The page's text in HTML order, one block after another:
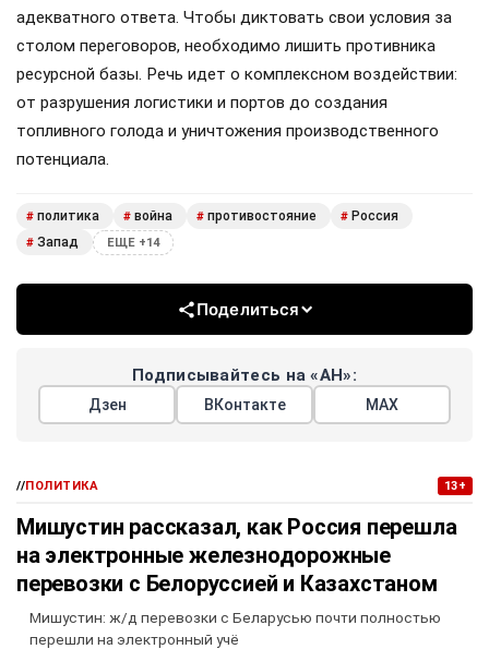
адекватного ответа. Чтобы диктовать свои условия за
столом переговоров, необходимо лишить противника
ресурсной базы. Речь идет о комплексном воздействии:
от разрушения логистики и портов до создания
топливного голода и уничтожения производственного
потенциала.
# политика # война # противостояние # Россия
# Запад ЕЩЕ +14
Поделиться
Подписывайтесь на «АН»:
Дзен ВКонтакте МАХ
//ПОЛИТИКА 13+
Мишустин рассказал, как Россия перешла
на электронные железнодорожные
перевозки с Белоруссией и Казахстаном
Мишустин: ж/д перевозки с Беларусью почти полностью
перешли на электронный учё